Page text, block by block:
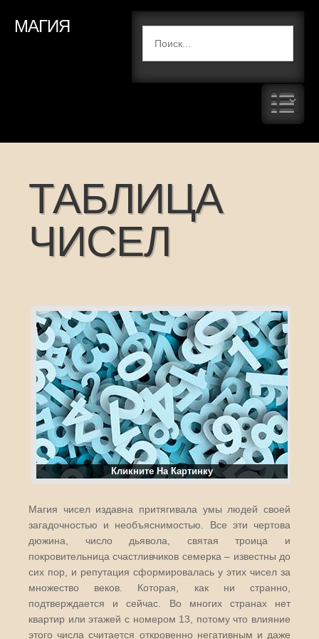
МАГИЯ
ТАБЛИЦА
ЧИСЕЛ
Кликните На Картинку
Магия чисел издавна притягивала умы людей своей
загадочностью и необъяснимостью. Все эти чертова
дюжина, число дьявола, святая троица и
покровительница счастливчиков семерка – известны до
сих пор, и репутация сформировалась у этих чисел за
множество веков. Которая, как ни странно,
подтверждается и сейчас. Во многих странах нет
квартир или этажей с номером 13, потому что влияние
этого числа считается откровенно негативным и даже